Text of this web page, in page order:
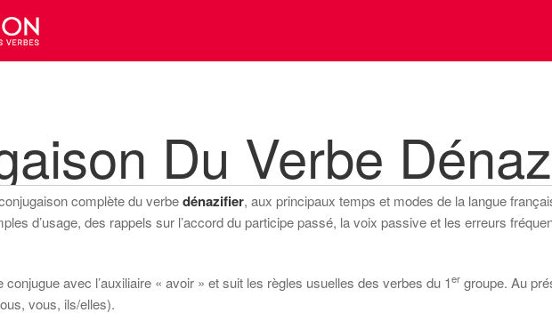
Du Verbe
complète du verbedénazifier, aux principaux temps et modes de la langue
d’usage, des rappels sur l’accord du participe passé, la voix passive et les erreurs
avec l’auxiliaire « avoir » et suit les règles usuelles des verbes du 1er groupe. Au
vous, ils/elles).